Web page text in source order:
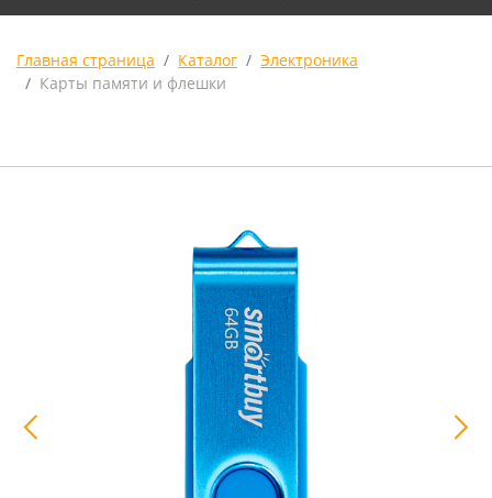
Главная страница Каталог
Электроника
Карты памяти и флешки